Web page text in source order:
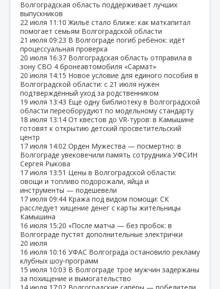
Волгоградская область поддерживает лучших
выпускников
22 июля 11:10 Жильё стало ближе: как маткапитал
помогает семьям Волгоградской области
21 июля 09:23 В Волгограде погиб ребёнок: идёт
процессуальная проверка
20 июля 16:37 Волгоградская область отправила в
зону СВО 4 бронеавтомобиля «Сармат»
20 июля 14:15 Новое условие для единого пособия в
Волгоградской области: с 21 июля нужен
подтверждённый уход за родственником
19 июля 13:43 Ещё одну библиотеку в Волгоградской
области переоборудуют по модельному стандарту
18 июля 13:14 От квестов до VR‑туров: в Камышине
готовят к открытию детский просветительский
центр
17 июля 14:02 Орден Мужества — посмертно: в
Волгограде увековечили память сотрудника УФСИН
Сергея Рыкова
17 июля 13:51 Цены в Волгоградской области:
овощи и топливо подорожали, яйца и
инструменты — подешевели
17 июля 09:44 Кража под видом помощи: СК
расследует хищение денег с карты жительницы
Камышина
16 июля 15:20 «После матча — без пробок: в
Волгограде пустят дополнительные электрички
20 июля
16 июля 10:16 УФАС Волгограда остановило рекламу
клубных шоу‑программ
15 июля 10:03 В Волгограде трое мужчин задержаны
за похищение и вымогательство